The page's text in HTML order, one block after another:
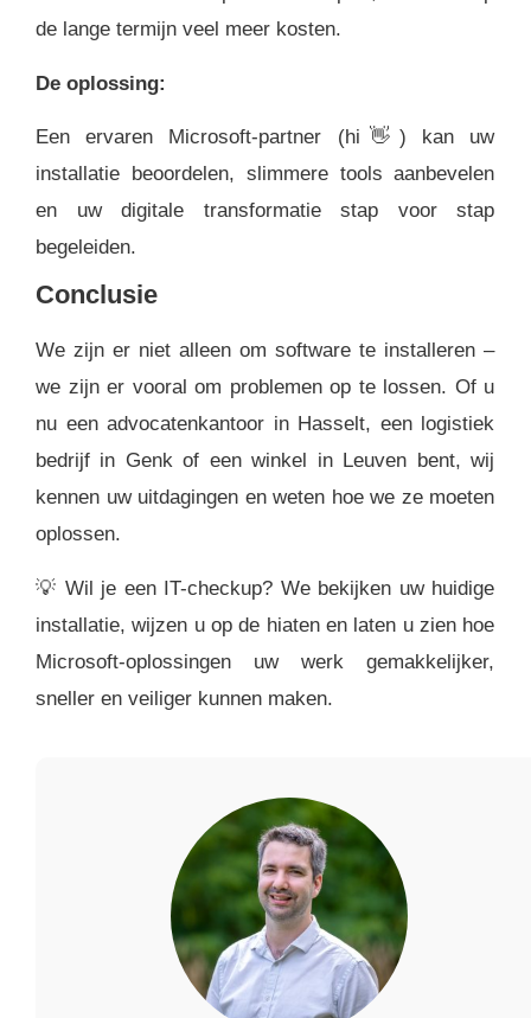
de lange termijn veel meer kosten.
De oplossing:
Een ervaren Microsoft-partner (hi 👋) kan uw
installatie beoordelen, slimmere tools aanbevelen
en uw digitale transformatie stap voor stap
begeleiden.
Conclusie
We zijn er niet alleen om software te installeren –
we zijn er vooral om problemen op te lossen. Of u
nu een advocatenkantoor in Hasselt, een logistiek
bedrijf in Genk of een winkel in Leuven bent, wij
kennen uw uitdagingen en weten hoe we ze moeten
oplossen.
💡 Wil je een IT-checkup? We bekijken uw huidige
installatie, wijzen u op de hiaten en laten u zien hoe
Microsoft-oplossingen uw werk gemakkelijker,
sneller en veiliger kunnen maken.